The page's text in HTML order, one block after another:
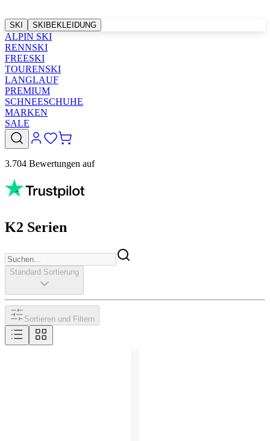
SKI SKIBEKLEIDUNG
ALPIN SKI
RENNSKI
FREESKI
TOURENSKI
LANGLAUF
PREMIUM
SCHNEESCHUHE
MARKEN
SALE
3.704 Bewertungen auf
K2 Serien
Standard Sortierung
Sortieren und Filtern